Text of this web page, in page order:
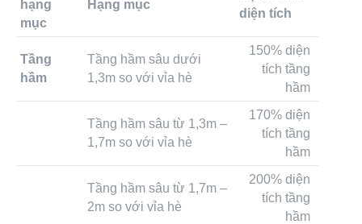
hạng
mục
Hạng mục
diện tích
Tầng
hầm
Tầng hầm sâu dưới
1,3m so với vỉa hè
150% diện
tích tầng
hầm
Tầng hầm sâu từ 1,3m –
1,7m so với vỉa hè
170% diện
tích tầng
hầm
Tầng hầm sâu từ 1,7m –
2m so với vỉa hè
200% diện
tích tầng
hầm